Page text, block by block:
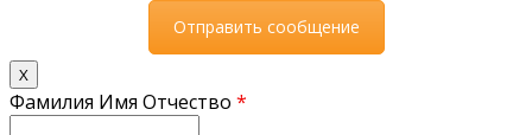
X
Фамилия Имя Отчество *